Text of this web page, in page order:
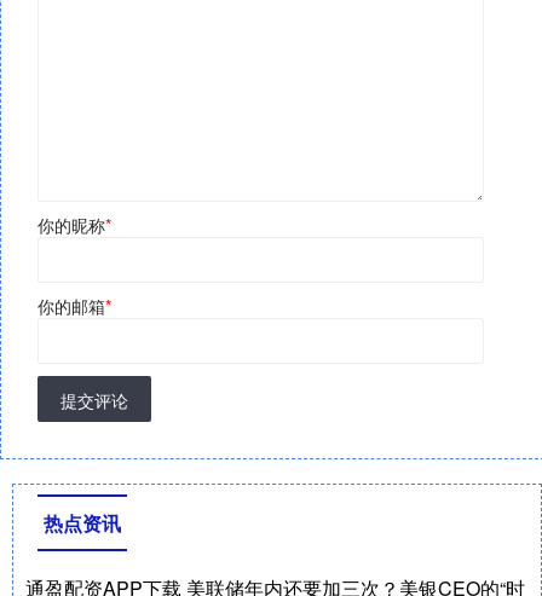
你的昵称*
你的邮箱*
提交评论
热点资讯
通盈配资APP下载 美联储年内还要加三次？美银CEO的“时